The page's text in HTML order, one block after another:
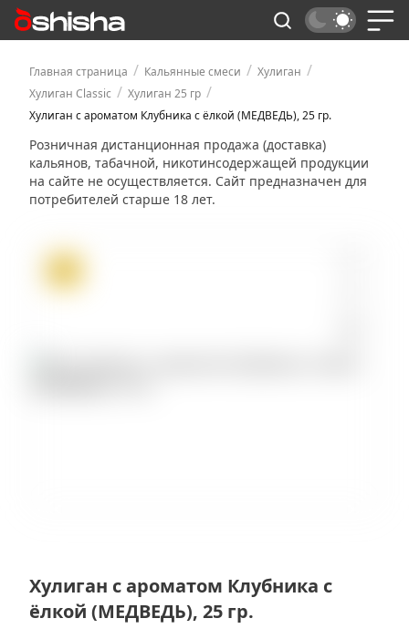
Главная страница / Кальянные смеси / Хулиган /
Хулиган Classic / Хулиган 25 гр /
Хулиган с ароматом Клубника с ёлкой (МЕДВЕДЬ), 25 гр.
Розничная дистанционная продажа (доставка)
кальянов, табачной, никотинсодержащей продукции
на сайте не осуществляется. Сайт предназначен для
потребителей старше 18 лет.
Хулиган с ароматом Клубника с
ёлкой (МЕДВЕДЬ), 25 гр.